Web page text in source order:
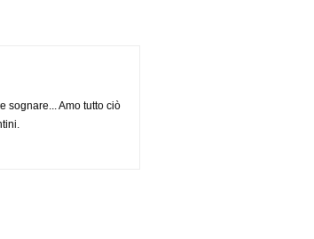
sognare... Amo tutto ciò